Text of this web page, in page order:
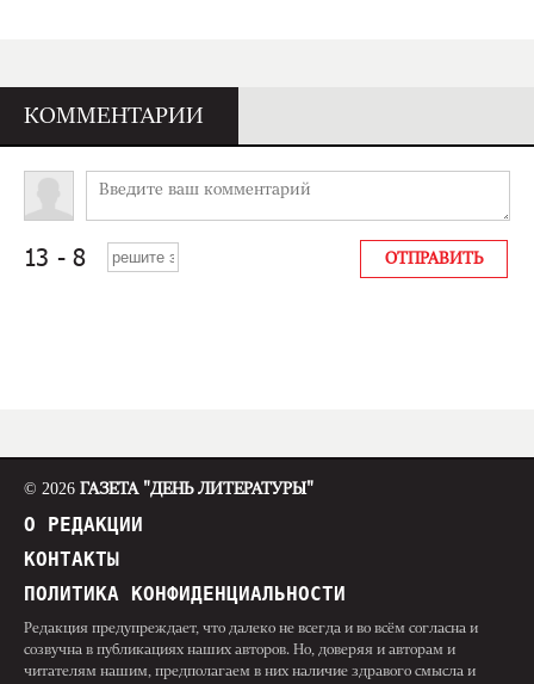
КОММЕНТАРИИ
© 2026 ГАЗЕТА "ДЕНЬ ЛИТЕРАТУРЫ"
О РЕДАКЦИИ
КОНТАКТЫ
ПОЛИТИКА КОНФИДЕНЦИАЛЬНОСТИ
Редакция предупреждает, что далеко не всегда и во всём согласна и
созвучна в публикациях наших авторов. Но, доверяя и авторам и
читателям нашим, предполагаем в них наличие здравого смысла и